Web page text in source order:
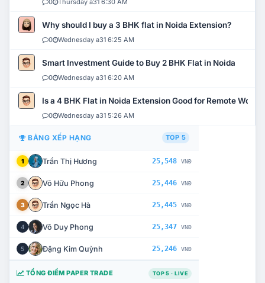
0 Thursday a31 6:30 AM
Why should I buy a 3 BHK flat in Noida Extension?
0 Wednesday a31 6:25 AM
Smart Investment Guide to Buy 2 BHK Flat in Noida
0 Wednesday a31 6:20 AM
Is a 4 BHK Flat in Noida Extension Good for Remote Work?
0 Wednesday a31 5:26 AM
BẢNG XẾP HẠNG TOP 5
1 Trần Thị Hương 25,548 VNĐ
2 Võ Hữu Phong 25,446 VNĐ
3 Trần Ngọc Hà 25,445 VNĐ
4 Võ Duy Phong 25,347 VNĐ
5 Đặng Kim Quỳnh 25,246 VNĐ
TỔNG ĐIỂM PAPER TRADE TOP 5 · LIVE